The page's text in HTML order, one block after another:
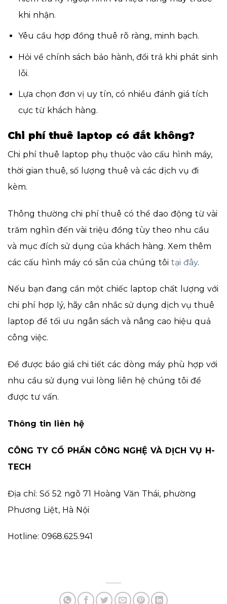
khi nhận.
Yêu cầu hợp đồng thuê rõ ràng, minh bạch.
Hỏi về chính sách bảo hành, đổi trả khi phát sinh
lỗi.
Lựa chọn đơn vị uy tín, có nhiều đánh giá tích
cực từ khách hàng.
Chi phí thuê laptop có đắt không?
Chi phí thuê laptop phụ thuộc vào cấu hình máy,
thời gian thuê, số lượng thuê và các dịch vụ đi
kèm.
Thông thường chi phí thuê có thể dao động từ vài
trăm nghìn đến vài triệu đồng tùy theo nhu cầu
và mục đích sử dụng của khách hàng. Xem thêm
các cấu hình máy có sẵn của chúng tôi tại đây.
Nếu bạn đang cần một chiếc laptop chất lượng với
chi phí hợp lý, hãy cân nhắc sử dụng dịch vụ thuê
laptop để tối ưu ngân sách và nâng cao hiệu quả
công việc.
Để được báo giá chi tiết các dòng máy phù hợp với
nhu cầu sử dụng vui lòng liên hệ chúng tôi để
được tư vấn.
Thông tin liên hệ
CÔNG TY CỔ PHẦN CÔNG NGHỆ VÀ DỊCH VỤ H-
TECH
Địa chỉ: Số 52 ngõ 71 Hoàng Văn Thái, phường
Phương Liệt, Hà Nội
Hotline: 0968.625.941